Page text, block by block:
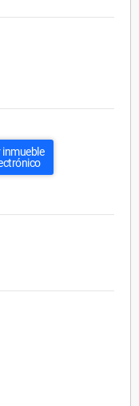
inmueble